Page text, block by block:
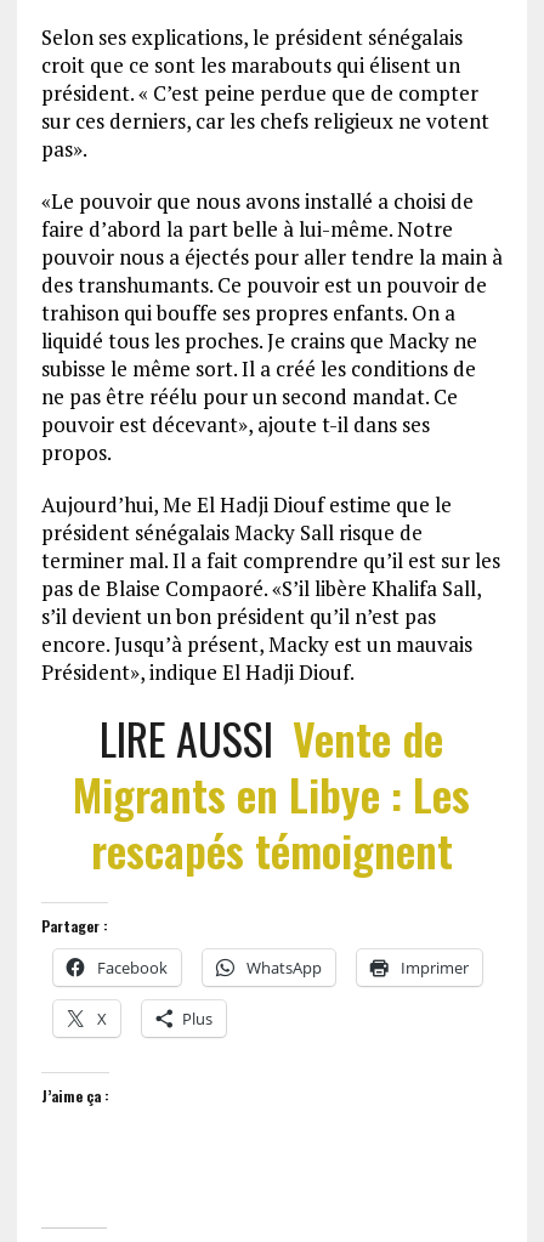
Selon ses explications, le président sénégalais
croit que ce sont les marabouts qui élisent un
président. « C’est peine perdue que de compter
sur ces derniers, car les chefs religieux ne votent
pas».
«Le pouvoir que nous avons installé a choisi de
faire d’abord la part belle à lui-même. Notre
pouvoir nous a éjectés pour aller tendre la main à
des transhumants. Ce pouvoir est un pouvoir de
trahison qui bouffe ses propres enfants. On a
liquidé tous les proches. Je crains que Macky ne
subisse le même sort. Il a créé les conditions de
ne pas être réélu pour un second mandat. Ce
pouvoir est décevant», ajoute t-il dans ses
propos.
Aujourd’hui, Me El Hadji Diouf estime que le
président sénégalais Macky Sall risque de
terminer mal. Il a fait comprendre qu’il est sur les
pas de Blaise Compaoré. «S’il libère Khalifa Sall,
s’il devient un bon président qu’il n’est pas
encore. Jusqu’à présent, Macky est un mauvais
Président», indique El Hadji Diouf.
LIRE AUSSIVente de
Migrants en Libye : Les
rescapés témoignent
Partager :
Facebook WhatsApp Imprimer
X Plus
J’aime ça :